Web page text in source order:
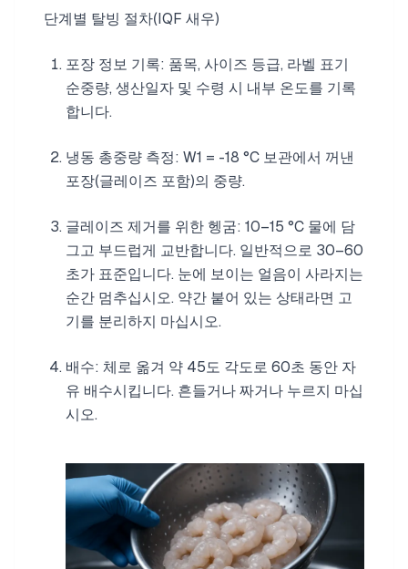
단계별 탈빙 절차(IQF 새우)
포장 정보 기록: 품목, 사이즈 등급, 라벨 표기
순중량, 생산일자 및 수령 시 내부 온도를 기록
합니다.
냉동 총중량 측정: W1 = -18 °C 보관에서 꺼낸
포장(글레이즈 포함)의 중량.
글레이즈 제거를 위한 헹굼: 10–15 °C 물에 담
그고 부드럽게 교반합니다. 일반적으로 30–60
초가 표준입니다. 눈에 보이는 얼음이 사라지는
순간 멈추십시오. 약간 붙어 있는 상태라면 고
기를 분리하지 마십시오.
배수: 체로 옮겨 약 45도 각도로 60초 동안 자
유 배수시킵니다. 흔들거나 짜거나 누르지 마십
시오.